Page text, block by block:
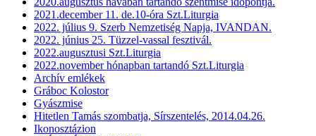
2021.december 11. de.10-óra Szt.Liturgia
2022. július 9. Szerb Nemzetiség Napja, IVANDAN.
2022. június 25. Tüzzel-vassal fesztivál.
2022.augusztusi Szt.Liturgia
2022.november hónapban tartandó Szt.Liturgia
Archív emlékek
Gráboc Kolostor
Gyászmise
Hitetlen Tamás szombatja, Sírszentelés, 2014.04.26.
Ikonosztázion